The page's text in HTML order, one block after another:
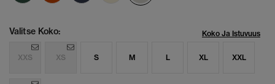
Valitse Koko: Koko Ja Istuvuus
XXS XS S M L XL XXL